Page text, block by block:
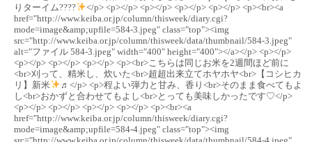
りターイム????
</p> <p></p> <p></p> <p></p> <p></p> <p><br><a
href="http://www.keiba.or.jp/column/thisweek/diary.cgi?
mode=image&amp;upfile=584-3.jpeg" class="top"><img
src="http://www.keiba.or.jp/column/thisweek/data/thumbnail/584-3.jpeg"
alt="ファイル 584-3.jpeg" width="400" height="400"></a></p> <p></p>
<p></p> <p></p> <p></p> <p><br>こちらは同じお米を2週間ほど前に
<br>刈って、精米し、炊いた<br>超超出来立てホヤホヤ<br>【コシヒカ
リ】新米
♬</p> <p>程よい弾力と甘み、香り<br>そのまま食べてもよ
し<br>おかずと合わせてもよし<br>とっても美味しかったです♡</p>
<p></p> <p></p> <p></p> <p></p> <p><br><a
href="http://www.keiba.or.jp/column/thisweek/diary.cgi?
mode=image&amp;upfile=584-4.jpeg" class="top"><img